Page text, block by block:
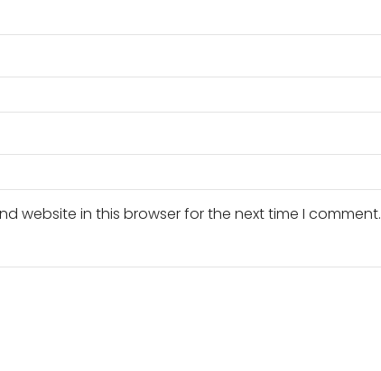
website in this browser for the next time I comment.